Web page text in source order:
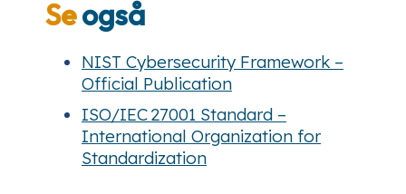
Seogså
NIST Cybersecurity Framework –
Official Publication
ISO/IEC 27001 Standard –
International Organization for
Standardization